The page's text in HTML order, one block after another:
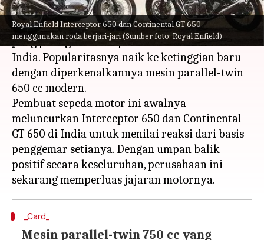
Royal Enfield Interceptor 650 dan Continental GT 650
menggunakan roda berjari-jari (Sumber foto: Royal Enfield)
Apa ceritanya
Royal Enfield telah menjadi salah satu merek
yang paling dicari di pasar kendaraan roda dua
India. Popularitasnya naik ke ketinggian baru
dengan diperkenalkannya mesin parallel-twin
650 cc modern.
Pembuat sepeda motor ini awalnya
meluncurkan Interceptor 650 dan Continental
GT 650 di India untuk menilai reaksi dari basis
penggemar setianya. Dengan umpan balik
positif secara keseluruhan, perusahaan ini
_Card_
Mesin parallel-twin 750 cc yang